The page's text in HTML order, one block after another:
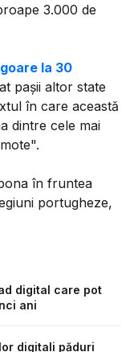
3.000 de
la 30
paşii altor state
în care această
dintre cele mai
în fruntea
portugheze,
digital care pot
ani
digitali păduri